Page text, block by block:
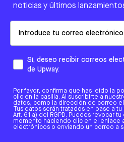
noticias y últimos
Sí, deseo recibir correos
de Upway.
Por favor, confirma que has leído la
clic en la casilla. Al suscribirte a
datos, como la dirección de correo
Tus datos serán tratados en base a
Art. 6.1 a) del RGPD. Puedes revocar
momento haciendo clic en el enlace
electrónicos o enviando un correo a